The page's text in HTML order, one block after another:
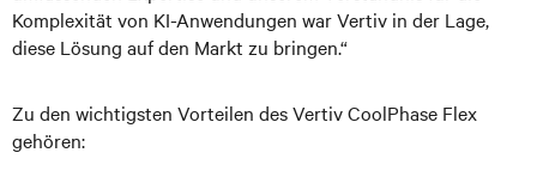
Komplexität von KI-Anwendungen war Vertiv in der Lage,
diese Lösung auf den Markt zu bringen.“
Zu den wichtigsten Vorteilen des Vertiv CoolPhase Flex
gehören: